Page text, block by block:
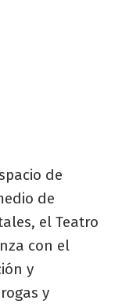
de
de
el Teatro
con el
y
y